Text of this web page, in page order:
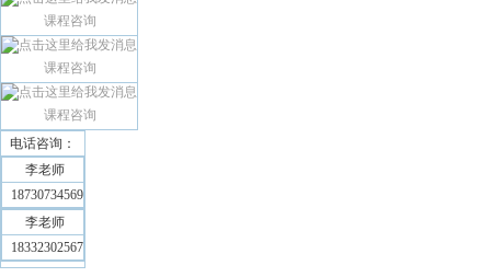
课程咨询
课程咨询
课程咨询
电话咨询：
李老师
18730734569
李老师
18332302567